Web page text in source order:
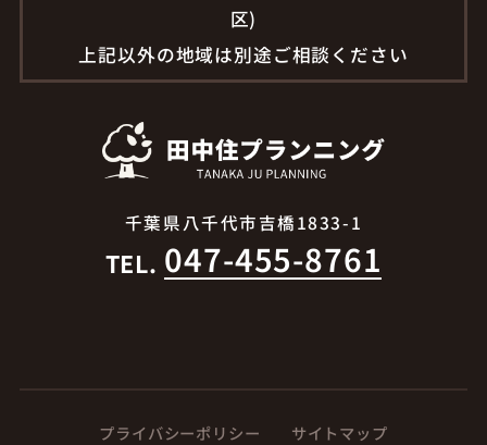
区)
上記以外の地域は別途ご相談ください
千葉県八千代市吉橋1833-1
TEL. 047-455-8761
プライバシーポリシー サイトマップ